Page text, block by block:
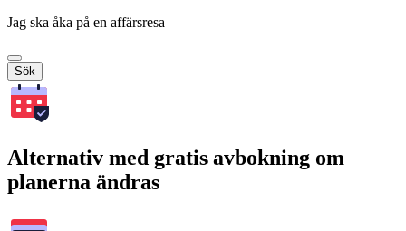
Jag ska åka på en affärsresa
Sök
Alternativ med gratis avbokning om
planerna ändras